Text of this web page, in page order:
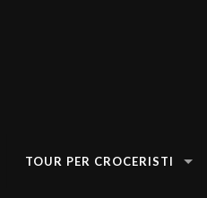
TOUR PER CROCERISTI